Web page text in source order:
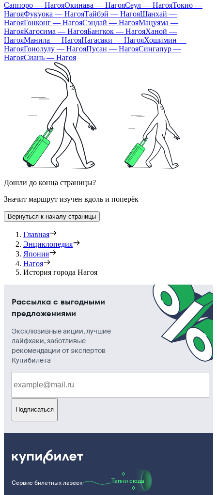
Саппоро — НагояОкинава — НагояСеул — НагояТокио —
НагояФукуока — НагояТайбэй — НагояШанхай —
НагояГонконг — НагояСэндай — НагояМацуяма —
НагояКагосима — НагояБангкок — НагояХаной —
НагояМанила — НагояНагасаки — НагояХошимин —
НагояГонолулу — НагояПусан — НагояСингапур —
НагояСиань — Нагоя
Дошли до конца страницы?
Значит маршрут изучен вдоль и поперёк
Вернуться к началу страницы
Главная
Энциклопедия
Япония
Нагоя
История города Нагоя
Рассылка с выгодными
предложениями
Эксклюзивные акции, лучшие
лайфхаки, заботливые
рекомендации от экспертов
Купибилета
Подписаться
Сервис билетных лазеек Тапни сюда